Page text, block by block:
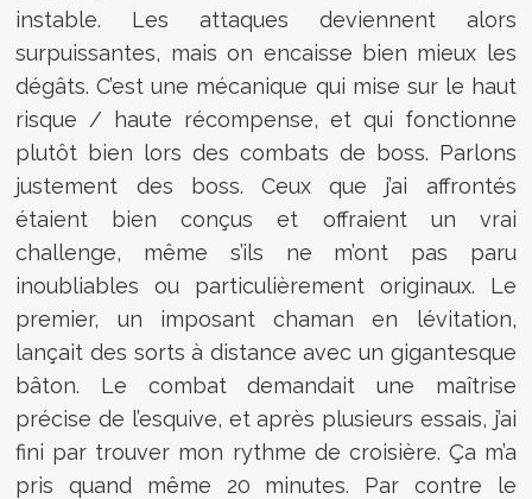
instable. Les attaques deviennent alors
surpuissantes, mais on encaisse bien mieux les
dégâts. C’est une mécanique qui mise sur le haut
risque / haute récompense, et qui fonctionne
plutôt bien lors des combats de boss. Parlons
justement des boss. Ceux que j’ai affrontés
étaient bien conçus et offraient un vrai
challenge, même s’ils ne m’ont pas paru
inoubliables ou particulièrement originaux. Le
premier, un imposant chaman en lévitation,
lançait des sorts à distance avec un gigantesque
bâton. Le combat demandait une maîtrise
précise de l’esquive, et après plusieurs essais, j’ai
fini par trouver mon rythme de croisière. Ça m’a
pris quand même 20 minutes. Par contre le